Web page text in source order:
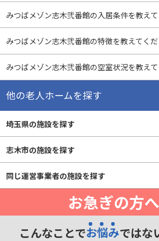
みつばメゾン志木弐番館の入居条件を教えて
みつばメゾン志木弐番館の特徴を教えてくだ
みつばメゾン志木弐番館の空室状況を教えて
他の老人ホームを探す
埼玉県の施設を探す
志木市の施設を探す
同じ運営事業者の施設を探す
お急ぎの方へ
こんなことでお悩みではな